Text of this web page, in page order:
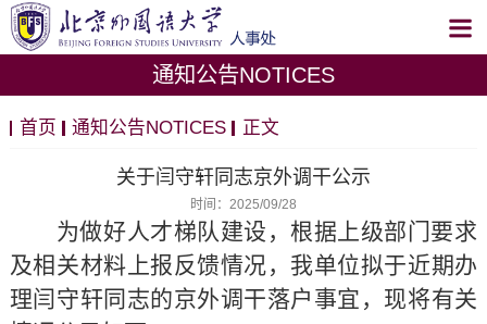
通知公告NOTICES
首页 通知公告NOTICES 正文
关于闫守轩同志京外调干公示
时间：2025/09/28
为做好人才梯队建设，根据上级部门要求
及相关材料上报反馈情况，我单位拟于近期办
理闫守轩同志的京外调干落户事宜，现将有关